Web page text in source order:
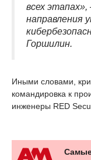
всех
направления
Горшилин.
Иными словами,
командировка к
инженеры RED